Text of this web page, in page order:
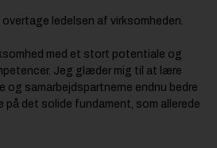
ledelsen af virksomheden.
med et stort potentiale og
Jeg glæder mig til at lære
og samarbejdspartnerne endnu bedre
på det solide fundament, som allerede